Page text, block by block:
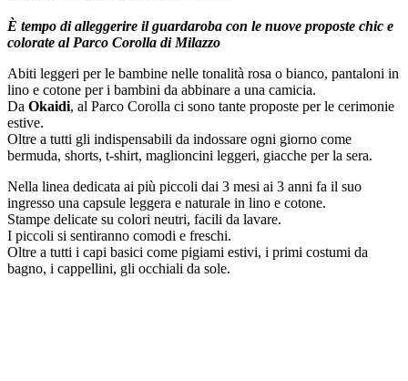
È tempo di alleggerire il guardaroba con le nuove proposte chic e
colorate al Parco Corolla di Milazzo
Abiti leggeri per le bambine nelle tonalità rosa o bianco, pantaloni in
lino e cotone per i bambini da abbinare a una camicia.
Da Okaidi, al Parco Corolla ci sono tante proposte per le cerimonie
estive.
Oltre a tutti gli indispensabili da indossare ogni giorno come
bermuda, shorts, t-shirt, maglioncini leggeri, giacche per la sera.
Nella linea dedicata ai più piccoli dai 3 mesi ai 3 anni fa il suo
ingresso una capsule leggera e naturale in lino e cotone.
Stampe delicate su colori neutri, facili da lavare.
I piccoli si sentiranno comodi e freschi.
Oltre a tutti i capi basici come pigiami estivi, i primi costumi da
bagno, i cappellini, gli occhiali da sole.